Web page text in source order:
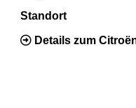
Standort
Details zum